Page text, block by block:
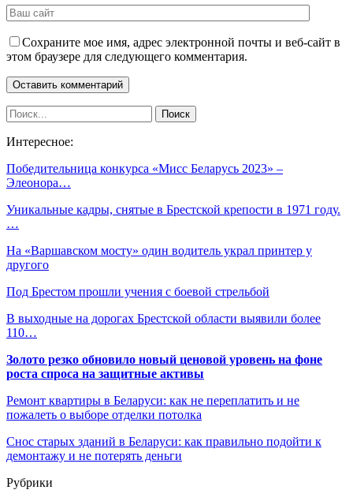
Сохраните мое имя, адрес электронной почты и веб-сайт в
этом браузере для следующего комментария.
Интересное:
Победительница конкурса «Мисс Беларусь 2023» –
Элеонора…
Уникальные кадры, снятые в Брестской крепости в 1971 году.
…
На «Варшавском мосту» один водитель украл принтер у
другого
Под Брестом прошли учения с боевой стрельбой
В выходные на дорогах Брестской области выявили более
110…
Золото резко обновило новый ценовой уровень на фоне
роста спроса на защитные активы
Ремонт квартиры в Беларуси: как не переплатить и не
пожалеть о выборе отделки потолка
Снос старых зданий в Беларуси: как правильно подойти к
демонтажу и не потерять деньги
Рубрики